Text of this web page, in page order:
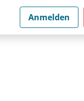
Anmelden